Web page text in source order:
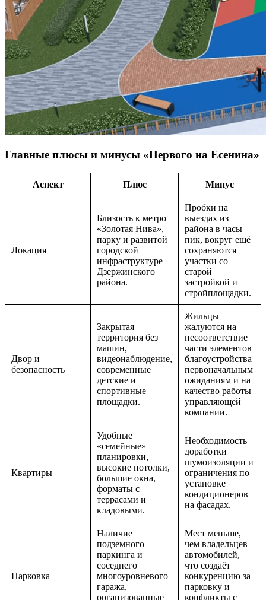
Главные плюсы и минусы «Первого на Есенина»
Аспект Плюс Минус
Локация
Близость к метро
«Золотая Нива»,
парку и развитой
городской
инфраструктуре
Дзержинского
района.
Пробки на
выездах из
района в часы
пик, вокруг ещё
сохраняются
участки со
старой
застройкой и
стройплощадки.
Двор и
безопасность
Закрытая
территория без
машин,
видеонаблюдение,
современные
детские и
спортивные
площадки.
Жильцы
жалуются на
несоответствие
части элементов
благоустройства
первоначальным
ожиданиям и на
качество работы
управляющей
компании.
Квартиры
Удобные
«семейные»
планировки,
высокие потолки,
большие окна,
форматы с
террасами и
кладовыми.
Необходимость
доработки
шумоизоляции и
ограничения по
установке
кондиционеров
на фасадах.
Парковка
Наличие
подземного
паркинга и
соседнего
многоуровневого
гаража,
организованные
Мест меньше,
чем владельцев
автомобилей,
что создаёт
конкуренцию за
парковку и
конфликты с